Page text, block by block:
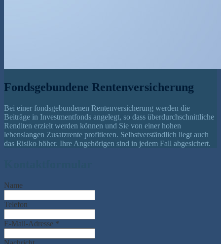
Fondsgebundene Rentenversicherung
Bei einer fondsgebundenen Rentenversicherung werden die
Beiträge in Investmentfonds angelegt, so dass überdurchschnittliche
Renditen erzielt werden können und Sie von einer hohen
lebenslangen Zusatzrente profitieren. Selbstverständlich liegt auch
das Risiko höher. Ihre Angehörigen sind in jedem Fall abgesichert.
Name
Telefon
E-Mail-Adresse *